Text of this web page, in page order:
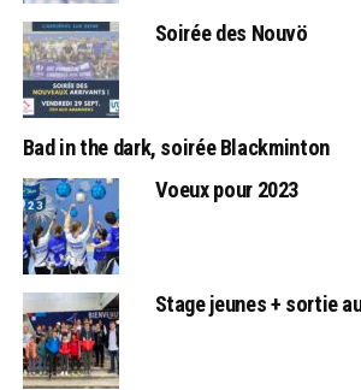
Soirée des Nouvö
Bad in the dark, soirée Blackminton
Voeux pour 2023
Stage jeunes + sortie